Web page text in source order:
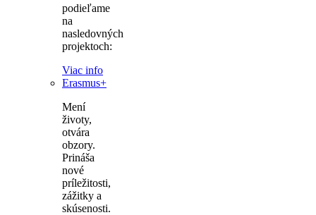
podieľame
na
nasledovných
projektoch:
Viac info
Erasmus+
Mení
životy,
otvára
obzory.
Prináša
nové
príležitosti,
zážitky a
skúsenosti.